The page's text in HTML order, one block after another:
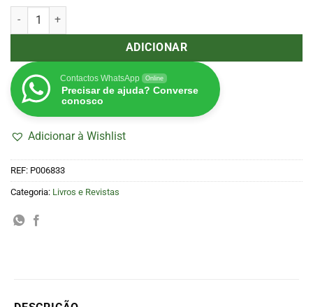
Quantidade de Revista CannaDouro nº3
ADICIONAR
Contactos WhatsApp Online
Precisar de ajuda? Converse
conosco
Adicionar à Wishlist
REF: P006833
Categoria: Livros e Revistas